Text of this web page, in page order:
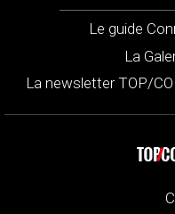
Le guide
La
La newsletter TOP/